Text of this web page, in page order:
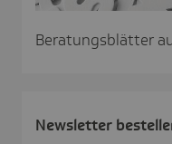
Beratungsblätter
News­letter